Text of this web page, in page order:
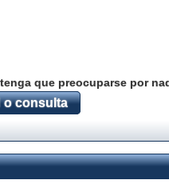
que preocuparse por
o consulta